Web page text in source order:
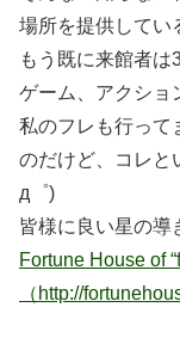
場所を提供してい
もう既に来館者
ゲーム、アクショ
私のフレも行って
のだけど、コレと
д゜)
皆様に良い星の導
Fortune House of
（http://